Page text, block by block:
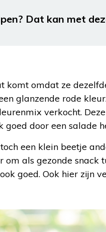
Dat kan met
komt omdat ze
glanzende rode
verkocht.
door een salade
een klein beetje
als gezonde snack
goed. Ook hier zijn